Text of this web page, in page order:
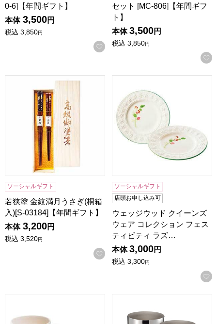
0-6]【年間ギフト】
本体 3,500円
税込 3,850円
お気に入りに登録する
セット [MC-806]【年間ギフ
ト】
本体 3,500円
税込 3,850円
若狭塗 金紋満月うさぎ(桐箱入)[S-03184]【年間ギフト】
ソーシャルギフト
若狭塗 金紋満月うさぎ(桐箱
入)[S-03184]【年間ギフト】
本体 3,200円
税込 3,520円
お気に入りに登録する
ソーシャルギフト
店頭お申し込み可
ウェッジウッド クイーンズ
ウェア コレクション フェス
ティビティ ラズ…
本体 3,000円
税込 3,300円